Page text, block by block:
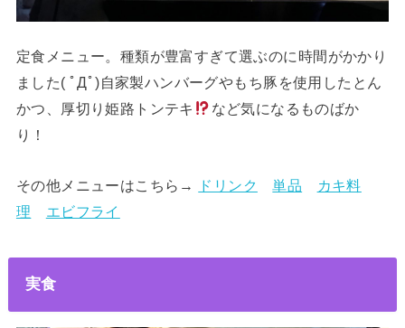
定食メニュー。種類が豊富すぎて選ぶのに時間がかかり
ました( ﾟДﾟ)自家製ハンバーグやもち豚を使用したとん
かつ、厚切り姫路トンテキ
など気になるものばか
り！
その他メニューはこちら→ ドリンク 単品
カキ料
理
エビフライ
実食